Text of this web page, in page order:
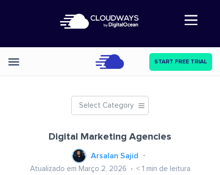
Abre a navegação
Categories START FREE TRIAL
Select Category
Digital Marketing Agencies
Arsalan Sajid
Atualizado em Março 2, 2026 < 1 min de leitura